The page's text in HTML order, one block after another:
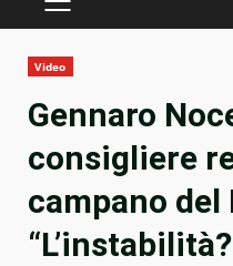
PRIMARY
Video
Gennaro
consigliere
campano del